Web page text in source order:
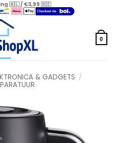
🇳🇱 / €3,99 🇧🇪
0
& GADGETS /